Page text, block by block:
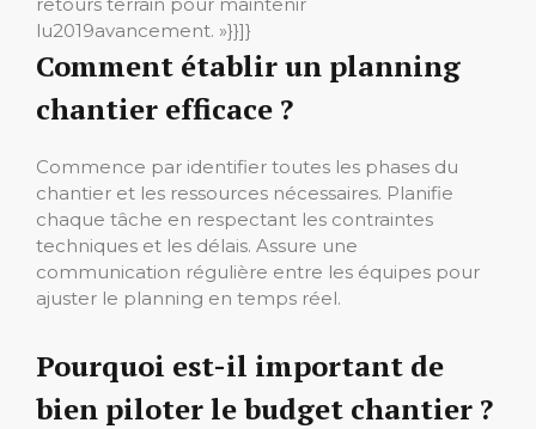
lu2019avancement. »}}]}
Comment établir un planning
chantier efficace ?
Commence par identifier toutes les phases du
chantier et les ressources nécessaires. Planifie
chaque tâche en respectant les contraintes
techniques et les délais. Assure une
communication régulière entre les équipes pour
ajuster le planning en temps réel.
Pourquoi est-il important de
bien piloter le budget chantier ?